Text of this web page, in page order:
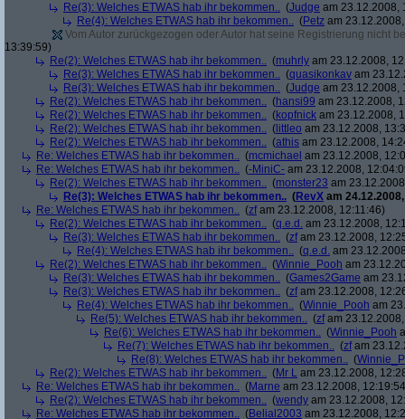
Re(3): Welches ETWAS hab ihr bekommen.. (Judge am 23.12.2008,
Re(4): Welches ETWAS hab ihr bekommen.. (Petz am
Vom Autor zurückgezogen oder Autor hat seine Registrierung nicht
13:39:59)
Re(2): Welches ETWAS hab ihr bekommen.. (muhrly am 23.12.2008,
Re(3): Welches ETWAS hab ihr bekommen.. (quasikonkav am
Re(3): Welches ETWAS hab ihr bekommen.. (Judge am 23.12.2008,
Re(2): Welches ETWAS hab ihr bekommen.. (hansi99 am 23.12.2008,
Re(2): Welches ETWAS hab ihr bekommen.. (kopfnick am 23.12.2008,
Re(2): Welches ETWAS hab ihr bekommen.. ( littleo am 23.12.2008,
Re(2): Welches ETWAS hab ihr bekommen.. (athis am 23.12.2008,
Re: Welches ETWAS hab ihr bekommen.. (mcmichael am 23.12.2008,
Re: Welches ETWAS hab ihr bekommen.. (-MiniC- am 23.12.2008,
Re(2): Welches ETWAS hab ihr bekommen.. (monster23 am
Re(3): Welches ETWAS hab ihr bekommen.. (RevX am
Re: Welches ETWAS hab ihr bekommen.. (zfam 23.12.2008, 12:11:46)
Re(2): Welches ETWAS hab ihr bekommen.. (q.e.d. am 23.12.2008,
Re(3): Welches ETWAS hab ihr bekommen.. (zfam 23.12.2008,
Re(4): Welches ETWAS hab ihr bekommen.. (q.e.d. am
Re(2): Welches ETWAS hab ihr bekommen.. (Winnie_Pooh am
Re(3): Welches ETWAS hab ihr bekommen.. (Games2Game am
Re(3): Welches ETWAS hab ihr bekommen.. (zfam 23.12.2008,
Re(4): Welches ETWAS hab ihr bekommen.. (Winnie_Pooh am
Re(5): Welches ETWAS hab ihr bekommen.. (zfam
Re(6): Welches ETWAS hab ihr bekommen.. (Winnie_Pooh
Re(7): Welches ETWAS hab ihr bekommen.. (zfam
Re(8): Welches ETWAS hab ihr bekommen.. (
Re(2): Welches ETWAS hab ihr bekommen.. (Mr L am 23.12.2008,
Re: Welches ETWAS hab ihr bekommen.. (Marne am 23.12.2008,
Re(2): Welches ETWAS hab ihr bekommen.. (wendy am 23.12.2008,
Re: Welches ETWAS hab ihr bekommen.. (Belial2003 am 23.12.2008,